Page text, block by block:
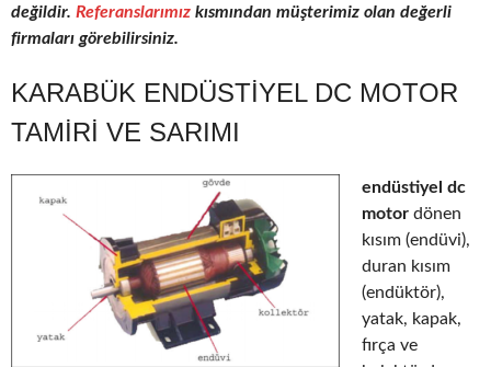
değildir. Referanslarımız kısmından müşterimiz olan değerli
firmaları görebilirsiniz.
KARABÜK ENDÜSTIYEL DC MOTOR
TAMIRI VE SARIMI
endüstiyel dc
motor dönen
kısım (endüvi),
duran kısım
(endüktör),
yatak, kapak,
fırça ve